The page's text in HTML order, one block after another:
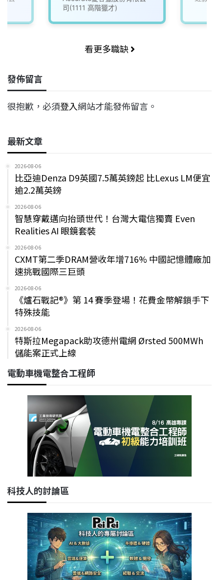
司(1111 高階獵才)
看更多職缺
發佈留言
很抱歉，必須登入網站才能發佈留言。
最新文章
2026-08-06
比亞迪Denza D9英國7.5萬英鎊起 比Lexus LM便宜
逾2.2萬英鎊
2026-08-06
智慧穿戴邁向抬頭世代！台灣大電信獨賣 Even
Realities AI 眼鏡套裝
2026-08-06
CXMT第二季DRAM營收年增716% 中國記憶體廠加
速挑戰國際三巨頭
2026-08-06
《爐石戰記®》第 14 賽季登場！花費金幣解鎖手下
特殊技能
2026-08-06
特斯拉Megapack助攻德州電網 Ørsted 500MWh
儲能案正式上線
電動車機電整合工程師
科技人的討論區